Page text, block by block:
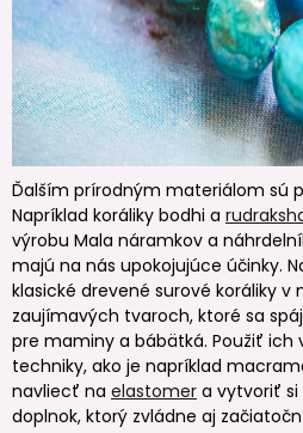
Ďalším prírodným materiálom sú
Napríklad koráliky bodhi a
výrobu Mala náramkov a
majú na nás upokojujúce účinky.
klasické drevené surové koráliky
zaujímavých tvaroch, ktoré sa
pre maminy a bábätká. Použiť ich
techniky, ako je napríklad
navliecť na elastomer a vytvoriť
doplnok, ktorý zvládne aj